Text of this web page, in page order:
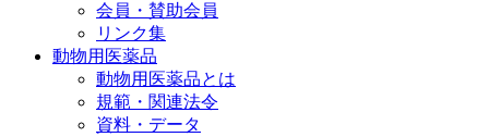
会員・賛助会員
リンク集
動物用医薬品
動物用医薬品とは
規範・関連法令
資料・データ